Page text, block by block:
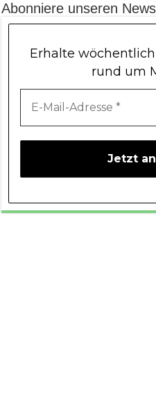
Abonniere unseren
Erhalte
rund um